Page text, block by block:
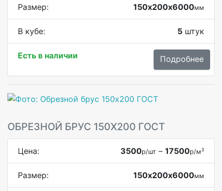
Размер: 150х200х6000мм
В кубе: 5 штук
Есть в наличии Подробнее
ОБРЕЗНОЙ БРУС 150Х200 ГОСТ
Цена: 3500р/шт – 17500р/м3
Размер: 150х200х6000мм